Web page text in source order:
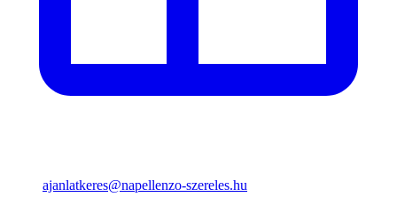
ajanlatkeres@napellenzo-szereles.hu